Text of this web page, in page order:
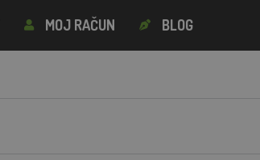
MOJ RAČUN BLOG